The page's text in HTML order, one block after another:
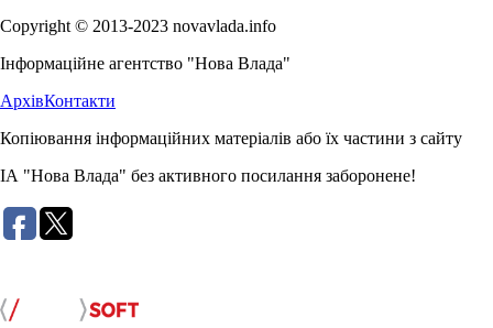
Copyright © 2013-2023 novavlada.info
Інформаційне агентство "Нова Влада"
АрхівКонтакти
Копіювання інформаційних матеріалів або їх частини з сайту
ІА "Нова Влада" без активного посилання заборонене!